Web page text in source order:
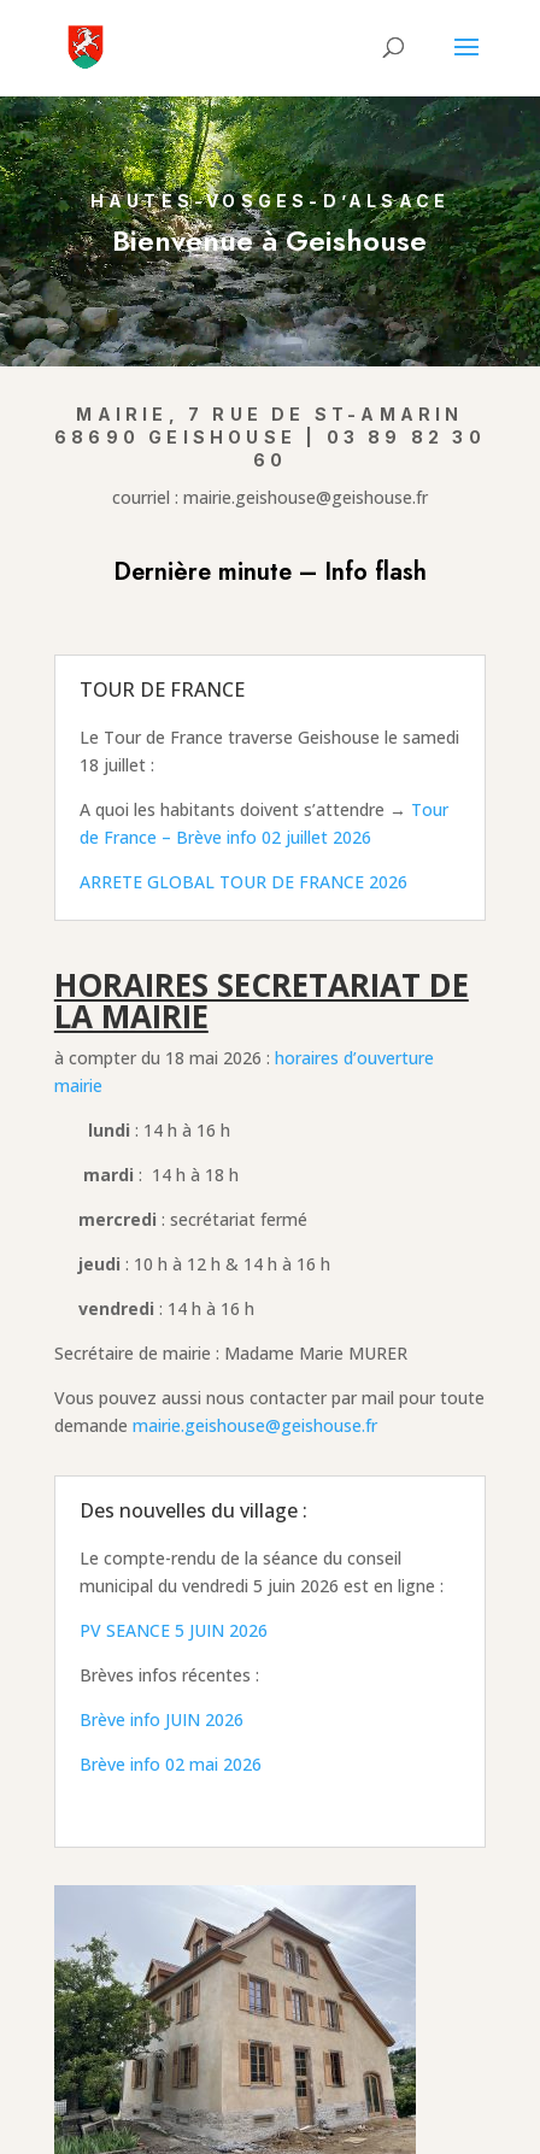
Lecteur
vidéo
HAUTES-VOSGES-D’ALSACE
Bienvenue à Geishouse
MAIRIE, 7 RUE DE ST-AMARIN
68690 GEISHOUSE | 03 89 82 30
60
courriel : mairie.geishouse@geishouse.fr
Dernière minute – Info flash
TOUR DE FRANCE
Le Tour de France traverse Geishouse le samedi
18 juillet :
A quoi les habitants doivent s’attendre → Tour
de France – Brève info 02 juillet 2026
ARRETE GLOBAL TOUR DE FRANCE 2026
HORAIRES SECRETARIAT DE
LA MAIRIE
à compter du 18 mai 2026 : horaires d’ouverture
mairie
lundi : 14 h à 16 h
mardi : 14 h à 18 h
mercredi : secrétariat fermé
jeudi : 10 h à 12 h & 14 h à 16 h
vendredi : 14 h à 16 h
Secrétaire de mairie : Madame Marie MURER
Vous pouvez aussi nous contacter par mail pour toute
demande mairie.geishouse@geishouse.fr
Des nouvelles du village :
Le compte-rendu de la séance du conseil
municipal du vendredi 5 juin 2026 est en ligne :
PV SEANCE 5 JUIN 2026
Brèves infos récentes :
Brève info JUIN 2026
Brève info 02 mai 2026